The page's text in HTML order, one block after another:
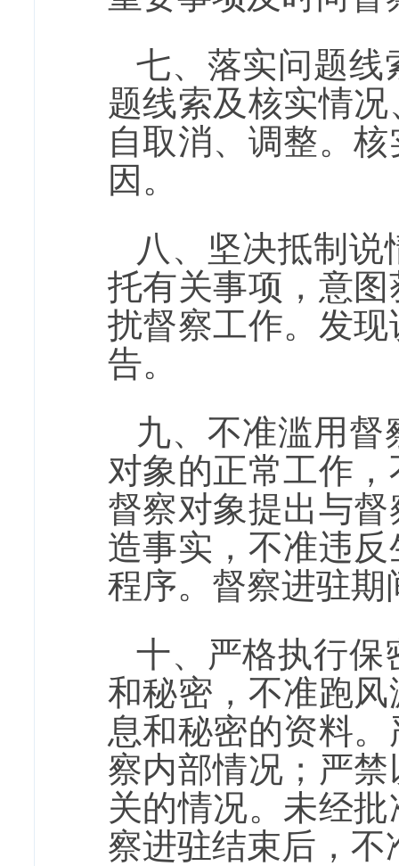
七、落实问题线
题线索及核实情
自取消、调整。
因。
八、坚决抵制
托有关事项，意
扰督察工作。发
告。
九、不准滥用
对象的正常工作
督察对象提出与
造事实，不准违
程序。督察进驻
十、严格执行保
和秘密，不准跑
息和秘密的资料
察内部情况；严
关的情况。未经
察进驻结束后，